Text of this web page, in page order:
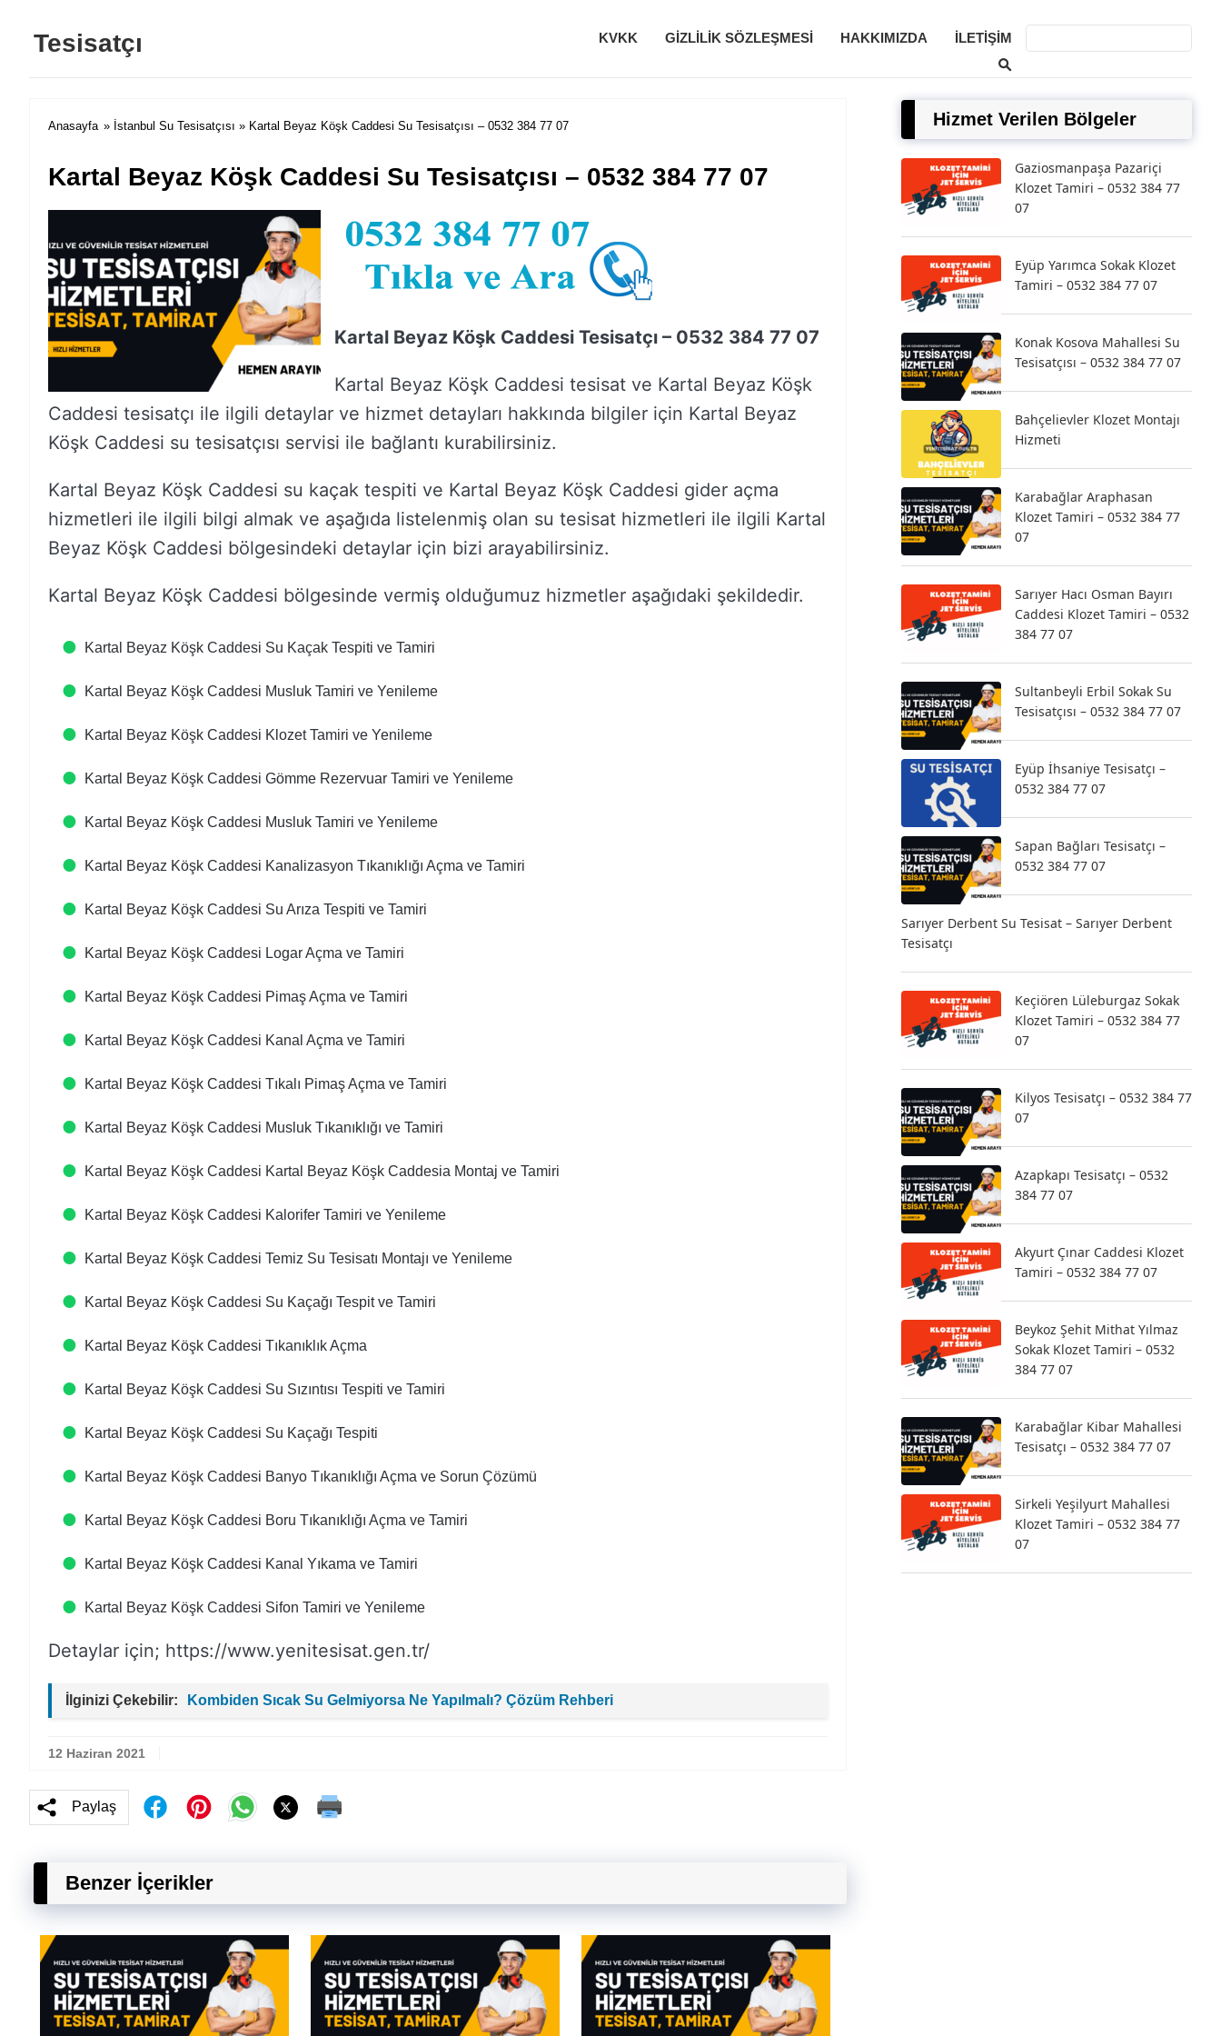
Tesisatçı KVKK GIZLILIK SÖZLEŞMESI HAKKIMIZDA İLETIŞIM
Anasayfa » İstanbul Su Tesisatçısı » Kartal Beyaz Köşk Caddesi Su Tesisatçısı – 0532 384 77 07
Kartal Beyaz Köşk Caddesi Su Tesisatçısı – 0532 384 77 07
Kartal Beyaz Köşk Caddesi Tesisatçı – 0532 384 77 07
Kartal Beyaz Köşk Caddesi tesisat ve Kartal Beyaz Köşk
Caddesi tesisatçı ile ilgili detaylar ve hizmet detayları hakkında bilgiler için Kartal Beyaz
Köşk Caddesi su tesisatçısı servisi ile bağlantı kurabilirsiniz.
Kartal Beyaz Köşk Caddesi su kaçak tespiti ve Kartal Beyaz Köşk Caddesi gider açma
hizmetleri ile ilgili bilgi almak ve aşağıda listelenmiş olan su tesisat hizmetleri ile ilgili Kartal
Beyaz Köşk Caddesi bölgesindeki detaylar için bizi arayabilirsiniz.
Kartal Beyaz Köşk Caddesi bölgesinde vermiş olduğumuz hizmetler aşağıdaki şekildedir.
Kartal Beyaz Köşk Caddesi Su Kaçak Tespiti ve Tamiri
Kartal Beyaz Köşk Caddesi Musluk Tamiri ve Yenileme
Kartal Beyaz Köşk Caddesi Klozet Tamiri ve Yenileme
Kartal Beyaz Köşk Caddesi Gömme Rezervuar Tamiri ve Yenileme
Kartal Beyaz Köşk Caddesi Musluk Tamiri ve Yenileme
Kartal Beyaz Köşk Caddesi Kanalizasyon Tıkanıklığı Açma ve Tamiri
Kartal Beyaz Köşk Caddesi Su Arıza Tespiti ve Tamiri
Kartal Beyaz Köşk Caddesi Logar Açma ve Tamiri
Kartal Beyaz Köşk Caddesi Pimaş Açma ve Tamiri
Kartal Beyaz Köşk Caddesi Kanal Açma ve Tamiri
Kartal Beyaz Köşk Caddesi Tıkalı Pimaş Açma ve Tamiri
Kartal Beyaz Köşk Caddesi Musluk Tıkanıklığı ve Tamiri
Kartal Beyaz Köşk Caddesi Kartal Beyaz Köşk Caddesia Montaj ve Tamiri
Kartal Beyaz Köşk Caddesi Kalorifer Tamiri ve Yenileme
Kartal Beyaz Köşk Caddesi Temiz Su Tesisatı Montajı ve Yenileme
Kartal Beyaz Köşk Caddesi Su Kaçağı Tespit ve Tamiri
Kartal Beyaz Köşk Caddesi Tıkanıklık Açma
Kartal Beyaz Köşk Caddesi Su Sızıntısı Tespiti ve Tamiri
Kartal Beyaz Köşk Caddesi Su Kaçağı Tespiti
Kartal Beyaz Köşk Caddesi Banyo Tıkanıklığı Açma ve Sorun Çözümü
Kartal Beyaz Köşk Caddesi Boru Tıkanıklığı Açma ve Tamiri
Kartal Beyaz Köşk Caddesi Kanal Yıkama ve Tamiri
Kartal Beyaz Köşk Caddesi Sifon Tamiri ve Yenileme
Detaylar için; https://www.yenitesisat.gen.tr/
İlginizi Çekebilir: Kombiden Sıcak Su Gelmiyorsa Ne Yapılmalı? Çözüm Rehberi
12 Haziran 2021
Paylaş
Benzer İçerikler
Hizmet Verilen Bölgeler
Gaziosmanpaşa Pazariçi
Klozet Tamiri – 0532 384 77
07
Eyüp Yarımca Sokak Klozet
Tamiri – 0532 384 77 07
Konak Kosova Mahallesi Su
Tesisatçısı – 0532 384 77 07
Bahçelievler Klozet Montajı
Hizmeti
Karabağlar Araphasan
Klozet Tamiri – 0532 384 77
07
Sarıyer Hacı Osman Bayırı
Caddesi Klozet Tamiri – 0532
384 77 07
Sultanbeyli Erbil Sokak Su
Tesisatçısı – 0532 384 77 07
Eyüp İhsaniye Tesisatçı –
0532 384 77 07
Sapan Bağları Tesisatçı –
0532 384 77 07
Sarıyer Derbent Su Tesisat – Sarıyer Derbent
Tesisatçı
Keçiören Lüleburgaz Sokak
Klozet Tamiri – 0532 384 77
07
Kilyos Tesisatçı – 0532 384 77
07
Azapkapı Tesisatçı – 0532
384 77 07
Akyurt Çınar Caddesi Klozet
Tamiri – 0532 384 77 07
Beykoz Şehit Mithat Yılmaz
Sokak Klozet Tamiri – 0532
384 77 07
Karabağlar Kibar Mahallesi
Tesisatçı – 0532 384 77 07
Sirkeli Yeşilyurt Mahallesi
Klozet Tamiri – 0532 384 77
07